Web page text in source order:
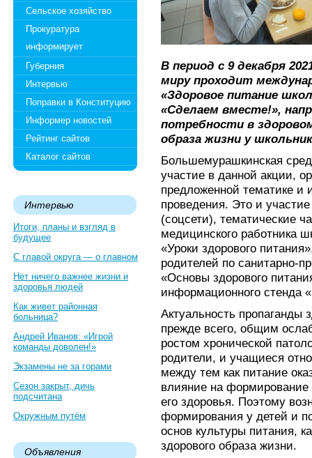
Сельское хозяйство
Прокуратура
информирует
Губерния
Интервью
Поправки в Конституцию
Информер новостей
Рейтинг сайтов
Каталог сайтов
Интервью
Итоги, планы и взгляд в
будущее
С главой округа — о главном
Нет ничего важнее жизни и
здоровья людей
Как живет районная
больница?
Андрей Иванов: «Игрой
команды доволен!»
Экзамены не за горами
Сезон закрыт, дичь
подсчитана
Окружным путём
Объявления
В период с 9 декабря
миру проходит
«Здоровое питание
«Сделаем вместе!»,
потребности в
образа жизни у
Большемурашкинская
участие в данной акции,
предложенной тематике
проведения. Это и
(соцсети), тематические
медицинского работника
«Уроки здорового
родителей по санитарно-
«Основы здорового
информационного стенда
Актуальность пропаганды
прежде всего, общим
ростом хронической
родители, и учащиеся
между тем как питание
влияние на формирование
его здоровья. Поэтому
формирования у детей и
основ культуры питания,
здорового образа жизни.